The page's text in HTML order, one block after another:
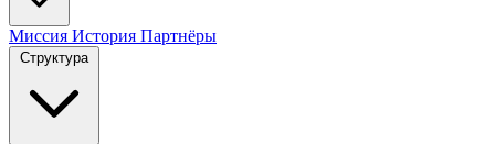
Миссия История Партнёры
Структура